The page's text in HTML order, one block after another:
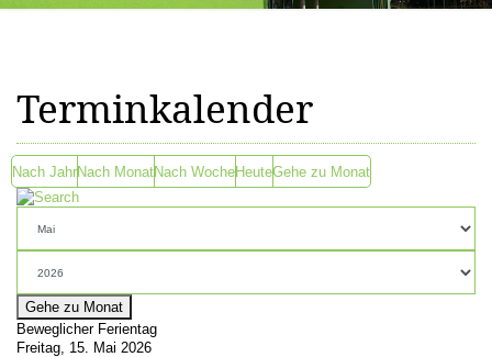
Terminkalender
Nach JahrNach MonatNach WocheHeuteGehe zu Monat
Gehe zu Monat
Beweglicher Ferientag
Freitag, 15. Mai 2026